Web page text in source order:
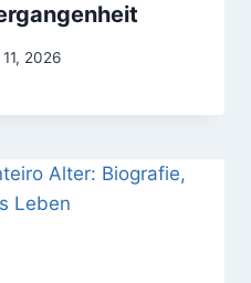
2026